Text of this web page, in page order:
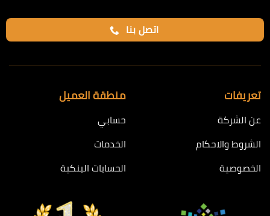
الخيارات
صفحة
على
المنتج
اتصل بنا
تعريفات
عن الشركة
الشروط والاحكام
الخصوصية
منطقة العميل
حسابي
الخدمات
الحسابات البنكية